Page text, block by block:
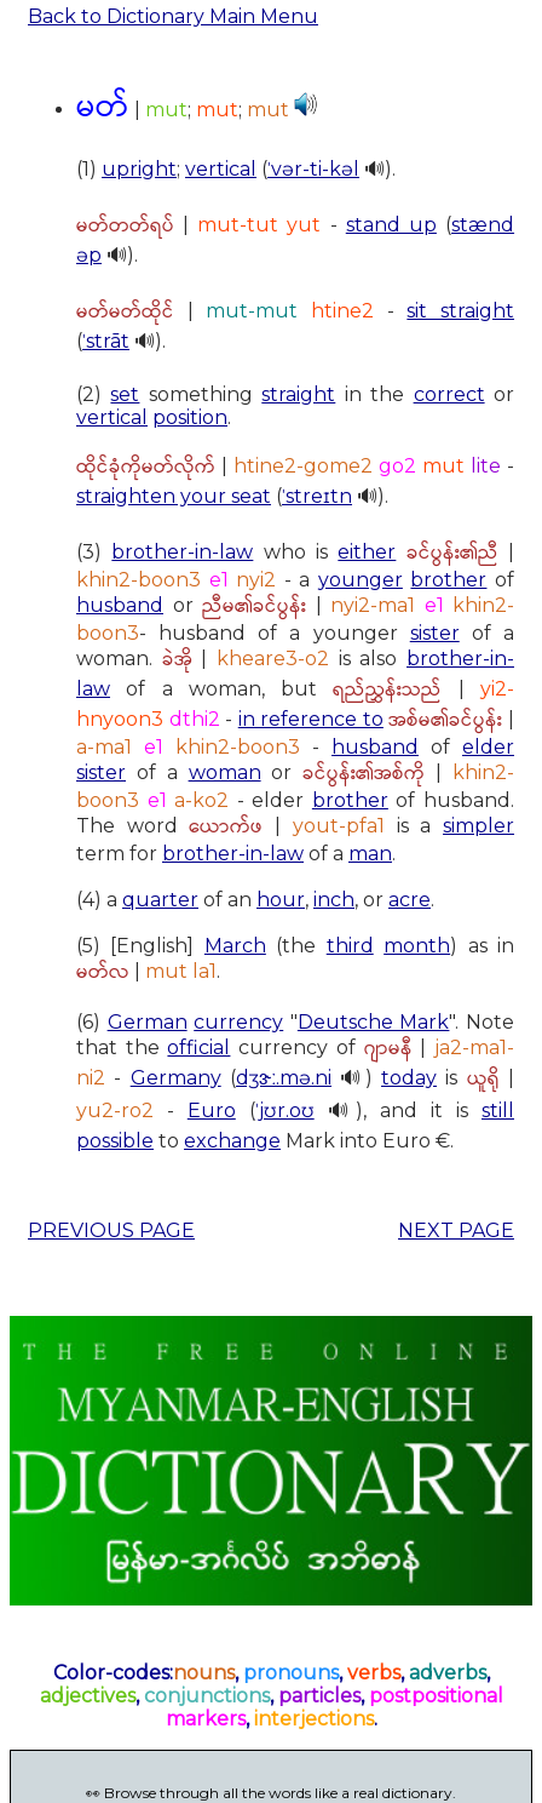
Back to Dictionary Main Menu
မတ် mut; mut; mut
(1) upright; vertical (ˈvər-ti-kəl 🔊).
မတ်တတ်ရပ် mut-tut yut - stand up (stænd
əp 🔊).
မတ်မတ်ထိုင် mut-mut htine2 -sit straight
(ˈstrāt 🔊).
(2)set somethingstraight in the correct or
vertical position.
ထိုင်ခုံကိုမတ်လိုက် htine2-gome2 go2 mut lite -
straighten your seat (ˈstreɪtn 🔊).
(3) brother-in-law who iseither ခင်ပွန်း၏ညီ
khin2-boon3 e1 nyi2 - a younger brother of
husband or ညီမ၏ခင်ပွန်း nyi2-ma1 e1
khin2-
boon3- husband of a younger sisterof a
woman. ခဲအို kheare3-o2 is also brother-in-
law of a woman, butရည်ညွှန်းသည် |yi2-
hnyoon3 dthi2 - in reference to အစ်မ၏ခင်ပွန်း
a-ma1
e1 khin2-boon3 - husband of elder
sister of a woman orခင်ပွန်း၏အစ်ကို
khin2-
boon3 e1 a-ko2 - elder brotherof husband.
The wordယောက်ဖ yout-pfa1 is asimpler
term for brother-in-law of a man.
(4) a quarter of an hour, inch, or acre.
(5) [English] March (the third month) as in
မတ်လ mut la1.
(6) German currency "Deutsche Mark". Note
that theofficial currency of ဂျာမနီ
ja2-ma1-
ni2 - Germany(dʒɝː.mə.ni 🔊)today is ယူရို
yu2-ro2
- Euro (ˈjʊr.oʊ 🔊), and it isstill
possible to exchange Mark into Euro €.
PREVIOUS PAGE NEXT PAGE
Color-codes:nouns, pronouns,verbs,adverbs,
adjectives,conjunctions, particles, postpositional
markers,interjections.
👀 Browse through all the words like a real dictionary.